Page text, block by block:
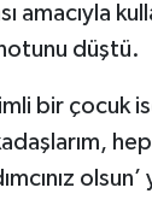
amacıyla
notunu düştü.
bir çocuk
olsun’